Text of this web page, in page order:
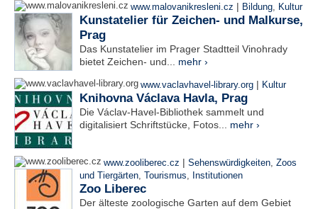
www.malovanikresleni.cz | Bildung, Kultur
Kunstatelier für Zeichen- und Malkurse,
Prag
Das Kunstatelier im Prager Stadtteil Vinohrady
bietet Zeichen- und... mehr ›
www.vaclavhavel-library.org | Kultur
Knihovna Václava Havla, Prag
Die Václav-Havel-Bibliothek sammelt und
digitalisiert Schriftstücke, Fotos... mehr ›
www.zooliberec.cz | Sehenswürdigkeiten, Zoos
und Tiergärten, Tourismus, Institutionen
Zoo Liberec
Der älteste zoologische Garten auf dem Gebiet